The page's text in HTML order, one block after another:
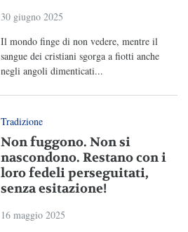
30 giugno 2025
Il mondo finge di non vedere, mentre il
sangue dei cristiani sgorga a fiotti anche
negli angoli dimenticati...
Tradizione
Non fuggono. Non si
nascondono. Restano con i
loro fedeli perseguitati,
senza esitazione!
16 maggio 2025